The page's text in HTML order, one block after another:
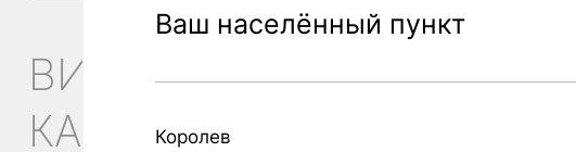
Ваш населённый пункт
Королев
ВИРУС ПРОСТОГО
КАЧЕСТВЕННО